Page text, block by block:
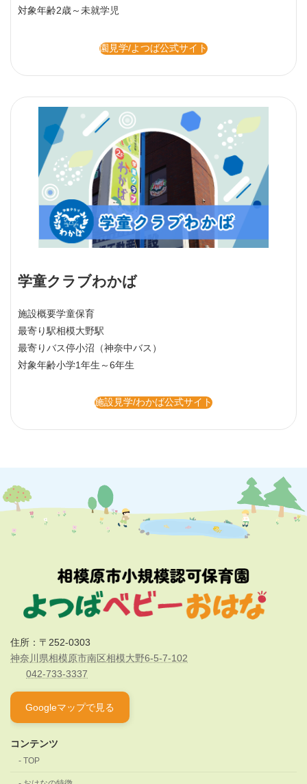
対象年齢2歳～未就学児
園見学/よつば公式サイト
学童クラブわかば
施設概要学童保育
最寄り駅相模大野駅
最寄りバス停小沼（神奈中バス）
対象年齢小学1年生～6年生
施設見学/わかば公式サイト
住所：〒252-0303
神奈川県相模原市南区相模大野6-5-7-102
042-733-3337
Googleマップで見る
コンテンツ
TOP